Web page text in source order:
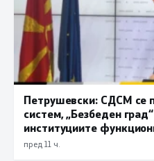
Петрушевски: СДСМ се
систем, „Безбеден
институциите
пред 11 ч.